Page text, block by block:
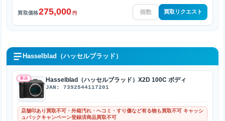
買取価格275,000 円 買取リクエスト
Hasselblad（ハッセルブラッド）
新品 Hasselblad（ハッセルブラッド）X2D 100C ボディ
JAN: 7392544117201
店舗印あり買取不可・外箱汚れ・ヘコミ・すり傷など有る物も買取不可 キャッシ
ュバックキャンペーン登録済商品買取不可